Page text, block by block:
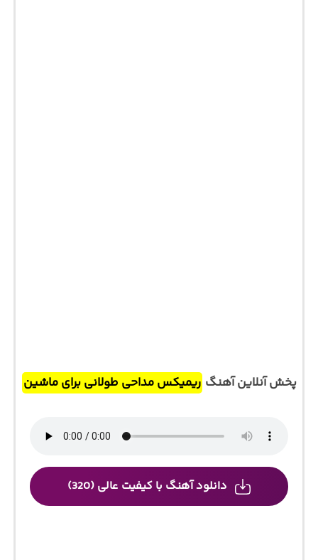
پخش آنلاین آهنگ ریمیکس مداحی طولانی برای ماشین
دانلود آهنگ با کیفیت عالی (320)